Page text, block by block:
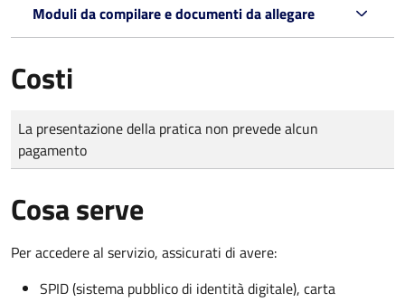
Moduli da compilare e documenti da allegare
Costi
Tipo di pagamento
Importo
La presentazione della pratica non prevede alcun
pagamento
Cosa serve
Per accedere al servizio, assicurati di avere:
SPID (sistema pubblico di identità digitale), carta